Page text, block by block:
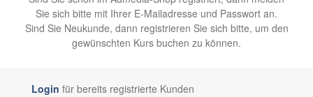
Sie sich bitte mit Ihrer E-Mailadresse und Passwort an.
Sind Sie Neukunde, dann registrieren Sie sich bitte, um den
gewünschten Kurs buchen zu können.
Login für bereits registrierte Kunden